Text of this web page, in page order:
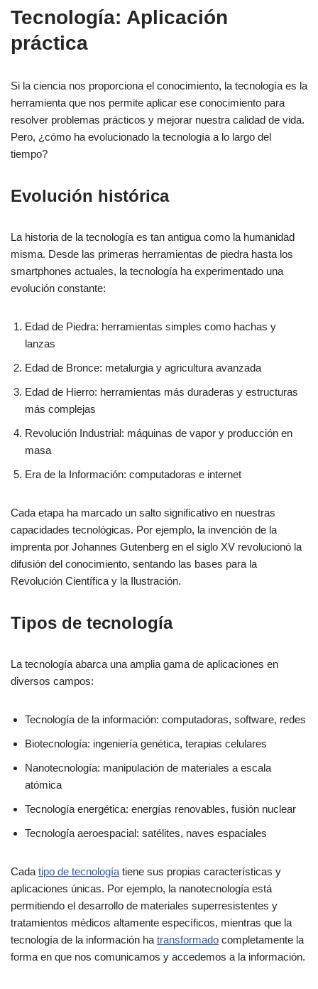
Tecnología: Aplicación
práctica
Si la ciencia nos proporciona el conocimiento, la tecnología es la
herramienta que nos permite aplicar ese conocimiento para
resolver problemas prácticos y mejorar nuestra calidad de vida.
Pero, ¿cómo ha evolucionado la tecnología a lo largo del
tiempo?
Evolución histórica
La historia de la tecnología es tan antigua como la humanidad
misma. Desde las primeras herramientas de piedra hasta los
smartphones actuales, la tecnología ha experimentado una
evolución constante:
Edad de Piedra: herramientas simples como hachas y
lanzas
Edad de Bronce: metalurgia y agricultura avanzada
Edad de Hierro: herramientas más duraderas y estructuras
más complejas
Revolución Industrial: máquinas de vapor y producción en
masa
Era de la Información: computadoras e internet
Cada etapa ha marcado un salto significativo en nuestras
capacidades tecnológicas. Por ejemplo, la invención de la
imprenta por Johannes Gutenberg en el siglo XV revolucionó la
difusión del conocimiento, sentando las bases para la
Revolución Científica y la Ilustración.
Tipos de tecnología
La tecnología abarca una amplia gama de aplicaciones en
diversos campos:
Tecnología de la información: computadoras, software, redes
Biotecnología: ingeniería genética, terapias celulares
Nanotecnología: manipulación de materiales a escala
atómica
Tecnología energética: energías renovables, fusión nuclear
Tecnología aeroespacial: satélites, naves espaciales
Cada tipo de tecnología tiene sus propias características y
aplicaciones únicas. Por ejemplo, la nanotecnología está
permitiendo el desarrollo de materiales superresistentes y
tratamientos médicos altamente específicos, mientras que la
tecnología de la información ha transformado completamente la
forma en que nos comunicamos y accedemos a la información.